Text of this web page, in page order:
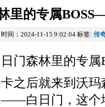
里的专属
时间：2024-11-15 9:02:04 标签: 传
门森林里的专
之后就来到沃
——白日门，这个